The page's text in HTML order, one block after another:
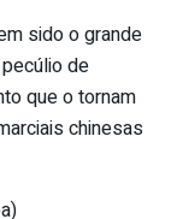
sido o grande
de
que o tornam
chinesas